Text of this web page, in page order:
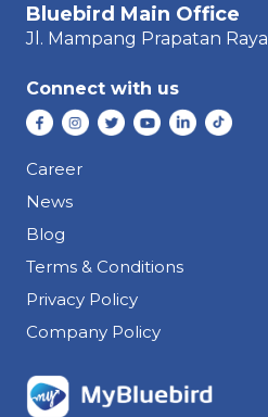
Bluebird Main Office
Jl. Mampang Prapatan Raya
Connect with us
Career
News
Blog
Terms & Conditions
Privacy Policy
Company Policy